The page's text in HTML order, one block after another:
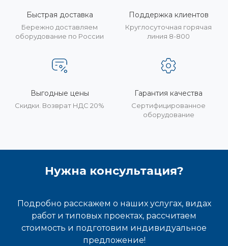
Быстрая доставка
Бережно доставляем
оборудование по России
Поддержка клиентов
Круглосуточная горячая
линия 8-800
Выгодные цены
Скидки. Возврат НДС 20%
Гарантия качества
Сертифицированное
оборудование
Нужна консультация?
Подробно расскажем о наших услугах, видах
работ и типовых проектах, рассчитаем
стоимость и подготовим индивидуальное
предложение!